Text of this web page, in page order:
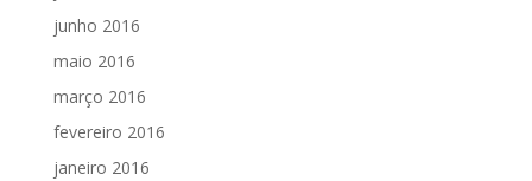
junho 2016
maio 2016
março 2016
fevereiro 2016
janeiro 2016